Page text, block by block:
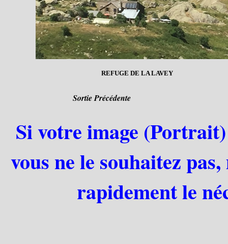
REFUGE DE LA LAVEY
Sortie Précédente
Si votre image
vous ne le souhaitez
rapidement le